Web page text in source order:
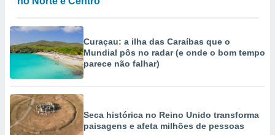
Curaçau: a ilha das Caraíbas que o
Mundial pôs no radar (e onde o bom tempo
parece não falhar)
Seca histórica no Reino Unido transforma
paisagens e afeta milhões de pessoas